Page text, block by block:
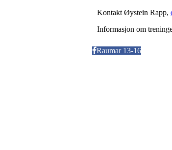
Kontakt Øystein Rapp,
Informasjon om
Raumar 13-16